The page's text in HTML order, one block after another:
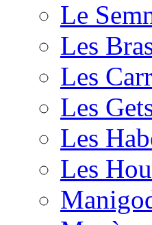
Le
Les
Les
Les
Les
Les